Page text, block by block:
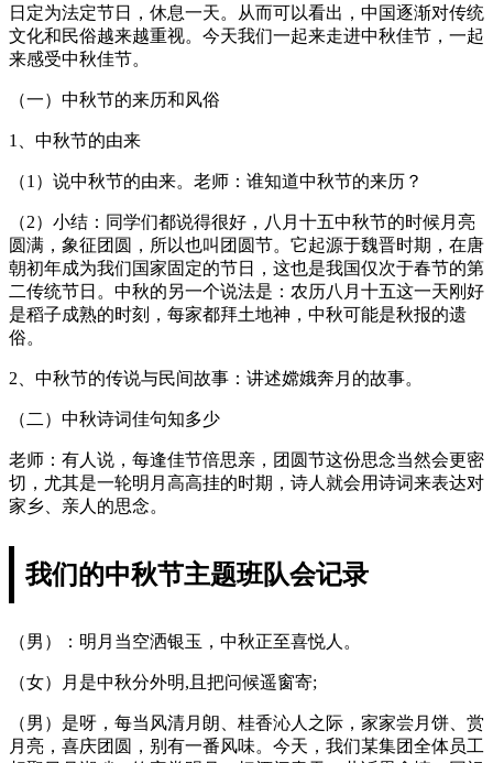
日定为法定节日，休息一天。从而可以看出，中国逐渐对传统
文化和民俗越来越重视。今天我们一起来走进中秋佳节，一起
来感受中秋佳节。
（一）中秋节的来历和风俗
1、中秋节的由来
（1）说中秋节的由来。老师：谁知道中秋节的来历？
（2）小结：同学们都说得很好，八月十五中秋节的时候月亮
圆满，象征团圆，所以也叫团圆节。它起源于魏晋时期，在唐
朝初年成为我们国家固定的节日，这也是我国仅次于春节的第
二传统节日。中秋的另一个说法是：农历八月十五这一天刚好
是稻子成熟的时刻，每家都拜土地神，中秋可能是秋报的遗
俗。
2、中秋节的传说与民间故事：讲述嫦娥奔月的故事。
（二）中秋诗词佳句知多少
老师：有人说，每逢佳节倍思亲，团圆节这份思念当然会更密
切，尤其是一轮明月高高挂的时期，诗人就会用诗词来表达对
家乡、亲人的思念。
我们的中秋节主题班队会记录
（男）：明月当空洒银玉，中秋正至喜悦人。
（女）月是中秋分外明,且把问候遥窗寄;
（男）是呀，每当风清月朗、桂香沁人之际，家家尝月饼、赏
月亮，喜庆团圆，别有一番风味。今天，我们某集团全体员工